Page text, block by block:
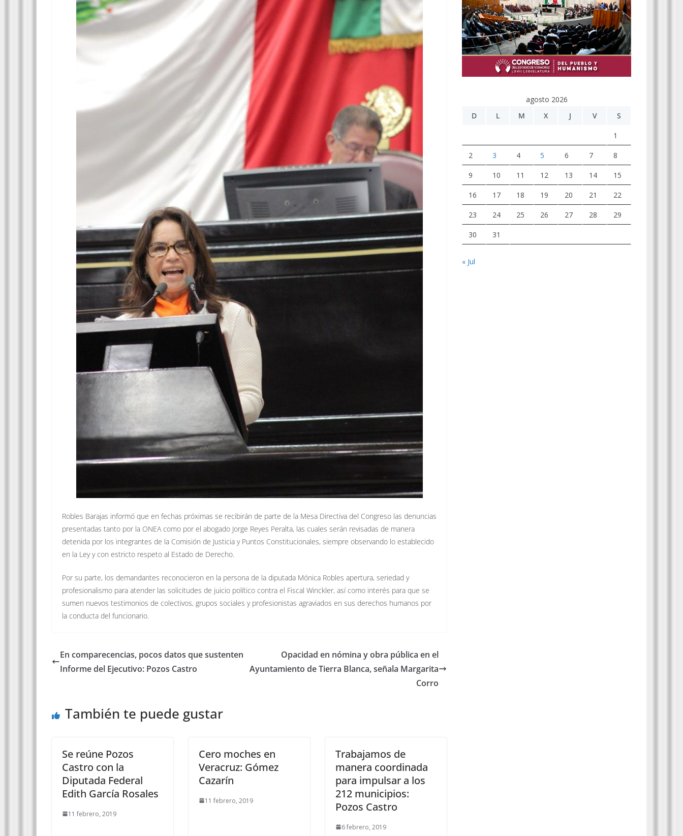
Robles Barajas informó que en fechas próximas se recibirán de parte de la Mesa Directiva del Congreso las denuncias
presentadas tanto por la ONEA como por el abogado Jorge Reyes Peralta, las cuales serán revisadas de manera
detenida por los integrantes de la Comisión de Justicia y Puntos Constitucionales, siempre observando lo establecido
en la Ley y con estricto respeto al Estado de Derecho.
Por su parte, los demandantes reconocieron en la persona de la diputada Mónica Robles apertura, seriedad y
profesionalismo para atender las solicitudes de juicio político contra el Fiscal Winckler, así como interés para que se
sumen nuevos testimonios de colectivos, grupos sociales y profesionistas agraviados en sus derechos humanos por
la conducta del funcionario.
En comparecencias, pocos datos que sustenten
Informe del Ejecutivo: Pozos Castro
Opacidad en nómina y obra pública en el
Ayuntamiento de Tierra Blanca, señala Margarita
Corro
También te puede gustar
Se reúne Pozos
Castro con la
Diputada Federal
Edith García Rosales
11 febrero, 2019
Cero moches en
Veracruz: Gómez
Cazarín
11 febrero, 2019
Trabajamos de
manera coordinada
para impulsar a los
212 municipios:
Pozos Castro
6 febrero, 2019
agosto 2026
D
L M X J V S
1
2 3 4 5 6 7 8
9 10 11 12 13 14 15
16 17 18 19 20 21 22
23 24 25 26 27 28 29
30 31
« Jul